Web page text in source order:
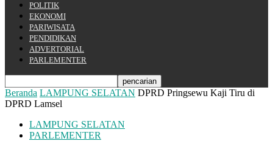
POLITIK
EKONOMI
PARIWISATA
PENDIDIKAN
ADVERTORIAL
PARLEMENTER
Beranda LAMPUNG SELATAN DPRD Pringsewu Kaji Tiru di
DPRD Lamsel
LAMPUNG SELATAN
PARLEMENTER